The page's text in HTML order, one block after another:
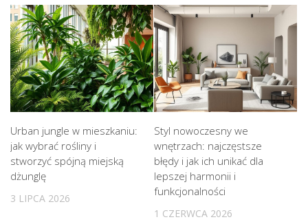
Urban jungle w mieszkaniu:
jak wybrać rośliny i
stworzyć spójną miejską
dżunglę
3 LIPCA 2026
Styl nowoczesny we
wnętrzach: najczęstsze
błędy i jak ich unikać dla
lepszej harmonii i
funkcjonalności
1 CZERWCA 2026